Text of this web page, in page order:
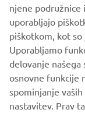
njene podružnice
uporabljajo
piškotkom, kot
Uporabljamo
delovanje
osnovne funkcije
spominjanje
nastavitev. Prav